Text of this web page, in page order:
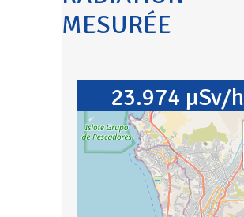
MESURÉE
23.974 µSv/h